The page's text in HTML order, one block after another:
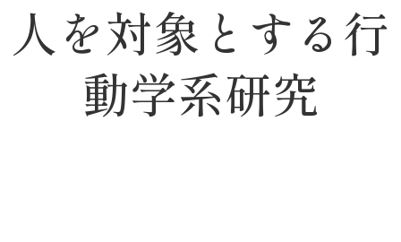
人を対象とする行
動学系研究